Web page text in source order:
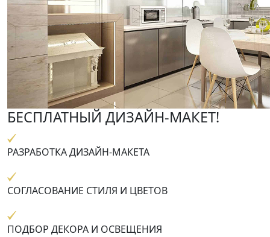
БЕСПЛАТНЫЙ ДИЗАЙН-МАКЕТ!
РАЗРАБОТКА ДИЗАЙН-МАКЕТА
СОГЛАСОВАНИЕ СТИЛЯ И ЦВЕТОВ
ПОДБОР ДЕКОРА И ОСВЕЩЕНИЯ